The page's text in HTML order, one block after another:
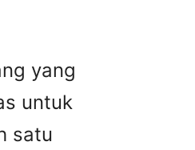
yang
untuk
satu